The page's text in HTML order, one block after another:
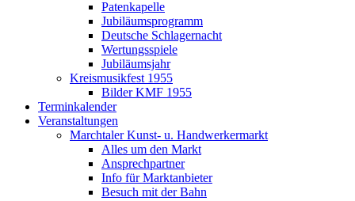
Patenkapelle
Jubiläumsprogramm
Deutsche Schlagernacht
Wertungsspiele
Jubiläumsjahr
Kreismusikfest 1955
Bilder KMF 1955
Terminkalender
Veranstaltungen
Marchtaler Kunst- u. Handwerkermarkt
Alles um den Markt
Ansprechpartner
Info für Marktanbieter
Besuch mit der Bahn